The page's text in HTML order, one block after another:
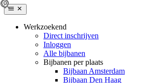
Werkzoekend
Direct inschrijven
Inloggen
Alle bijbanen
Bijbanen per plaats
Bijbaan Amsterdam
Bijbaan Den Haag